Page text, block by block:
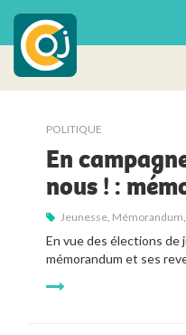
POLITIQUE
En
nous ! :
Jeunesse Mémorandum
En vue des élections de
mémorandum et ses